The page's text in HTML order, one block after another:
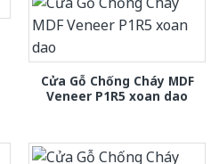
Cửa Gỗ Chống Cháy MDF
Veneer P1R5 xoan dao